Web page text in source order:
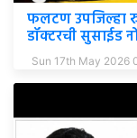
फलटण उपजिल्हा
डॉक्टरची सुसाईड
Sun 17th May 2026